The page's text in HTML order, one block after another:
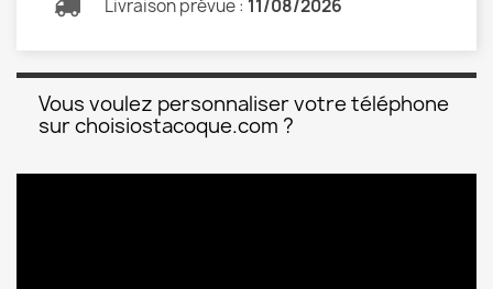
Livraison prévue : 11/08/2026
Vous voulez personnaliser votre téléphone
sur choisiostacoque.com ?